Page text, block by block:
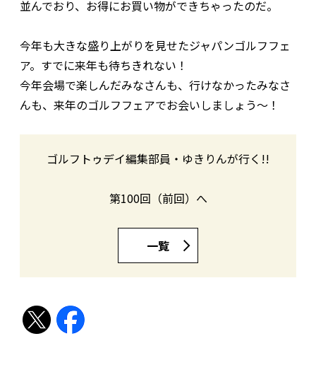
並んでおり、お得にお買い物ができちゃったのだ。
今年も大きな盛り上がりを見せたジャパンゴルフフェ
ア。すでに来年も待ちきれない！
今年会場で楽しんだみなさんも、行けなかったみなさ
んも、来年のゴルフフェアでお会いしましょう〜！
ゴルフトゥデイ編集部員・ゆきりんが行く!!
第100回（前回）へ
一覧